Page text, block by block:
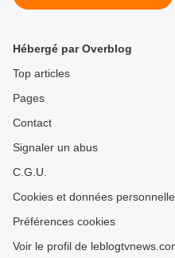
Hébergé par Overblog
Top articles
Pages
Contact
Signaler un abus
C.G.U.
Cookies et données
Préférences cookies
Voir le profil de